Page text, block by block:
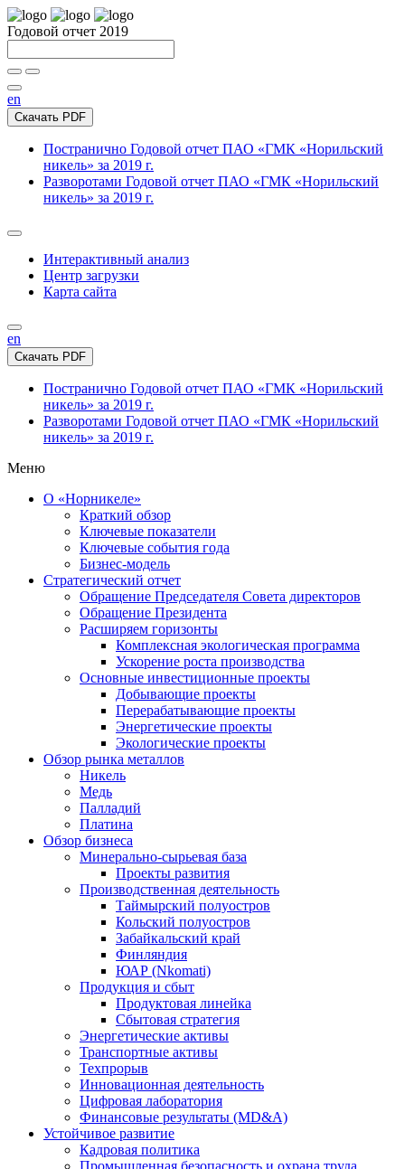
Годовой отчет 2019
en
Скачать PDF
Постранично Годовой отчет ПАО «ГМК «Норильский
никель» за 2019 г.
Разворотами Годовой отчет ПАО «ГМК «Норильский
никель» за 2019 г.
Интерактивный анализ
Центр загрузки
Карта сайта
en
Скачать PDF
Постранично Годовой отчет ПАО «ГМК «Норильский
никель» за 2019 г.
Разворотами Годовой отчет ПАО «ГМК «Норильский
никель» за 2019 г.
Меню
О «Норникеле»
Краткий обзор
Ключевые показатели
Ключевые события года
Бизнес-модель
Стратегический отчет
Обращение Председателя Совета директоров
Обращение Президента
Расширяем горизонты
Комплексная экологическая программа
Ускорение роста производства
Основные инвестиционные проекты
Добывающие проекты
Перерабатывающие проекты
Энергетические проекты
Экологические проекты
Обзор рынка металлов
Никель
Медь
Палладий
Платина
Обзор бизнеса
Минерально-сырьевая база
Проекты развития
Производственная деятельность
Таймырский полуостров
Кольский полуостров
Забайкальский край
Финляндия
ЮАР (Nkomati)
Продукция и сбыт
Продуктовая линейка
Сбытовая стратегия
Энергетические активы
Транспортные активы
Техпрорыв
Инновационная деятельность
Цифровая лаборатория
Финансовые результаты (MD&A)
Устойчивое развитие
Кадровая политика
Промышленная безопасность и охрана труда